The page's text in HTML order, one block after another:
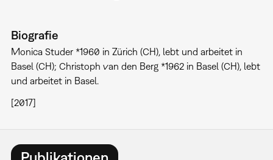
Biografie
Monica Studer *1960 in Zürich (CH), lebt und arbeitet in
Basel (CH); Christoph van den Berg *1962 in Basel (CH), lebt
und arbeitet in Basel.
[2017]